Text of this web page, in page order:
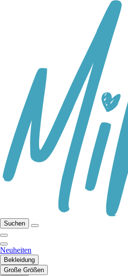
Suchen
Neuheiten
Bekleidung
Große Größen